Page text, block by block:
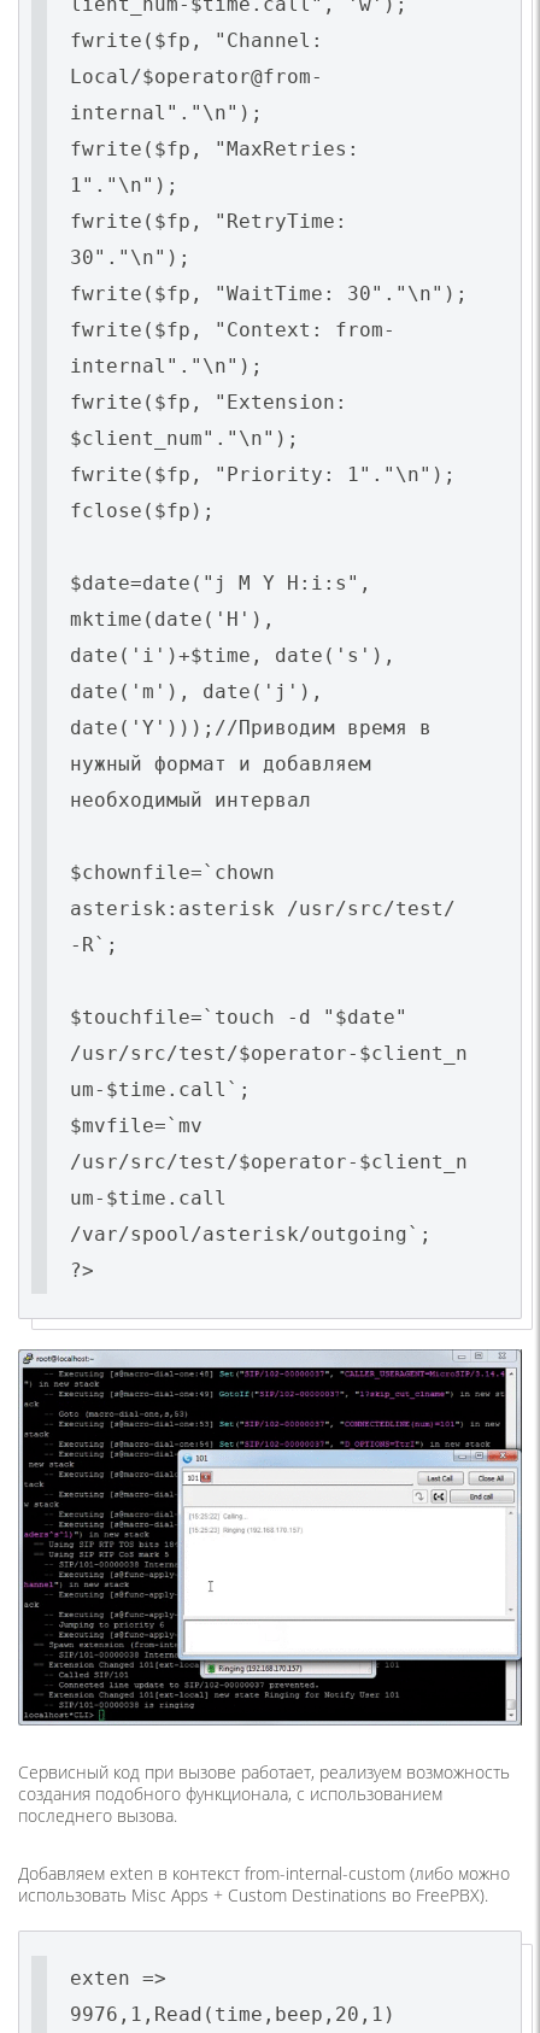
fwrite($fp, "Channel:
Local/$operator@from-
internal"."\n");
fwrite($fp, "MaxRetries:
1"."\n");
fwrite($fp, "RetryTime:
30"."\n");
fwrite($fp, "WaitTime: 30"."\n");
fwrite($fp, "Context: from-
internal"."\n");
fwrite($fp, "Extension:
$client_num"."\n");
fwrite($fp, "Priority: 1"."\n");
fclose($fp);
$date=date("j M Y H:i:s",
mktime(date('H'),
date('i')+$time, date('s'),
date('m'), date('j'),
date('Y')));//Приводим время в
нужный формат и добавляем
необходимый интервал
$chownfile=`chown
asterisk:asterisk /usr/src/test/
-R`;
$touchfile=`touch -d "$date"
/usr/src/test/$operator-$client_n
um-$time.call`;
$mvfile=`mv
/usr/src/test/$operator-$client_n
um-$time.call
/var/spool/asterisk/outgoing`;
Сервисный код при вызове работает, реализуем возможность
создания подобного функционала, с использованием
последнего вызова.
Добавляем exten в контекст from-internal-custom (либо можно
использовать Misc Apps + Custom Destinations во FreePBX).
exten =>
9976,1,Read(time,beep,20,1)